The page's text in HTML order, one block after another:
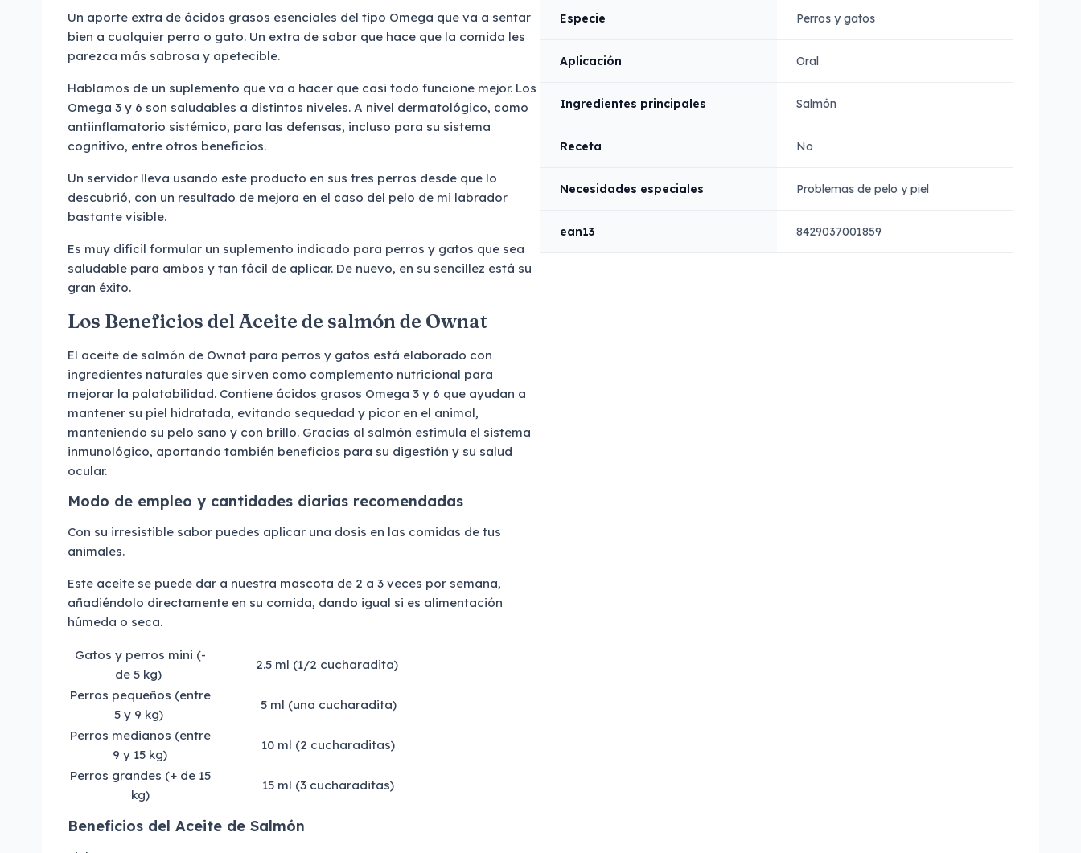
Un aporte extra de ácidos grasos esenciales del tipo Omega que va a sentar
bien a cualquier perro o gato. Un extra de sabor que hace que la comida les
parezca más sabrosa y apetecible.
Hablamos de un suplemento que va a hacer que casi todo funcione mejor. Los
Omega 3 y 6 son saludables a distintos niveles. A nivel dermatológico, como
antiinflamatorio sistémico, para las defensas, incluso para su sistema
cognitivo, entre otros beneficios.
Un servidor lleva usando este producto en sus tres perros desde que lo
descubrió, con un resultado de mejora en el caso del pelo de mi labrador
bastante visible.
Es muy difícil formular un suplemento indicado para perros y gatos que sea
saludable para ambos y tan fácil de aplicar. De nuevo, en su sencillez está su
gran éxito.
Los Beneficios del Aceite de salmón de Ownat
El aceite de salmón de Ownat para perros y gatos está elaborado con
ingredientes naturales que sirven como complemento nutricional para
mejorar la palatabilidad. Contiene ácidos grasos Omega 3 y 6 que ayudan a
mantener su piel hidratada, evitando sequedad y picor en el animal,
manteniendo su pelo sano y con brillo. Gracias al salmón estimula el sistema
inmunológico, aportando también beneficios para su digestión y su salud
ocular.
Modo de empleo y cantidades diarias recomendadas
Con su irresistible sabor puedes aplicar una dosis en las comidas de tus
animales.
Este aceite se puede dar a nuestra mascota de 2 a 3 veces por semana,
añadiéndolo directamente en su comida, dando igual si es alimentación
húmeda o seca.
Gatos y perros mini (-
de 5 kg)
2.5 ml (1/2 cucharadita)
Perros pequeños (entre
5 y 9 kg)
5 ml (una cucharadita)
Perros medianos (entre
9 y 15 kg)
10 ml (2 cucharaditas)
Perros grandes (+ de 15
kg)
15 ml (3 cucharaditas)
Beneficios del Aceite de Salmón
Especie Perros y gatos
Aplicación Oral
Ingredientes principales Salmón
Receta No
Necesidades especiales Problemas de pelo y piel
ean13 8429037001859